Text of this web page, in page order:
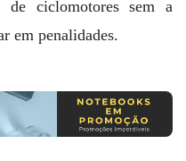
de ciclomotores sem a
em penalidades.